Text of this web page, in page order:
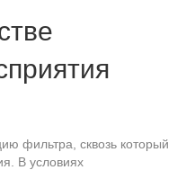
фильтра, сквозь который
В условиях